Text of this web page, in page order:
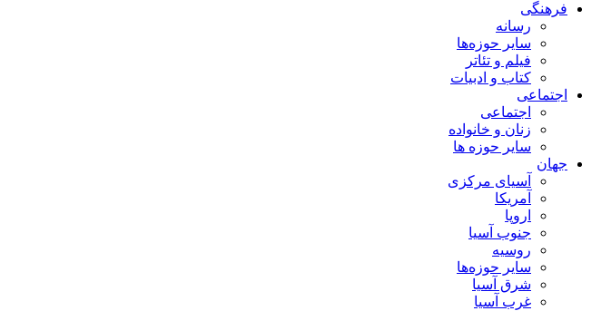
فرهنگی
رسانه
سایر حوزه‌ها
فیلم و تئاتر
کتاب و ادبیات
اجتماعی
اجتماعی
زنان و خانواده
سایر حوزه ها
جهان
آسیای مرکزی
آمریکا
اروپا
جنوب آسیا
روسیه
سایر حوزه‌ها
شرق آسیا
غرب آسیا